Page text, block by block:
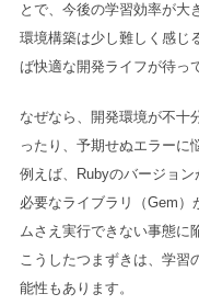
とで、今後の学習効率が大
環境構築は少し難しく感じ
ば快適な開発ライフが待っ
なぜなら、開発環境が不十
ったり、予期せぬエラーに
例えば、Rubyのバージョン
必要なライブラリ（Gem
ムさえ実行できない事態に
こうしたつまずきは、学習
能性もあります。